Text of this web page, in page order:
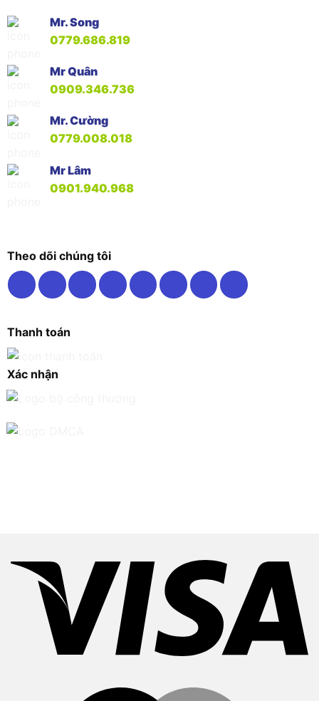
Mr. Song
0779.686.819
Mr Quân
0909.346.736
Mr. Cường
0779.008.018
Mr Lâm
0901.940.968
Theo dõi chúng tôi
Thanh toán
Xác nhận